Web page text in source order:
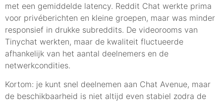
met een gemiddelde latency. Reddit Chat werkte prima
voor privéberichten en kleine groepen, maar was minder
responsief in drukke subreddits. De videorooms van
Tinychat werkten, maar de kwaliteit fluctueerde
afhankelijk van het aantal deelnemers en de
netwerkcondities.
Kortom: je kunt snel deelnemen aan Chat Avenue, maar
de beschikbaarheid is niet altijd even stabiel zodra de